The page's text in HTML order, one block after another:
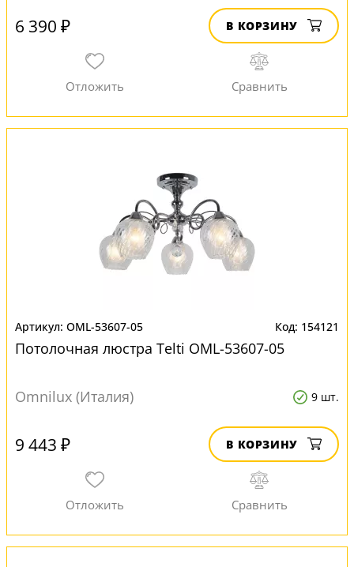
6 390 ₽ В КОРЗИНУ
OML-53607-05 154121
Потолочная люстра Telti OML-53607-05
Omnilux (Италия) 9 шт.
9 443 ₽ В КОРЗИНУ